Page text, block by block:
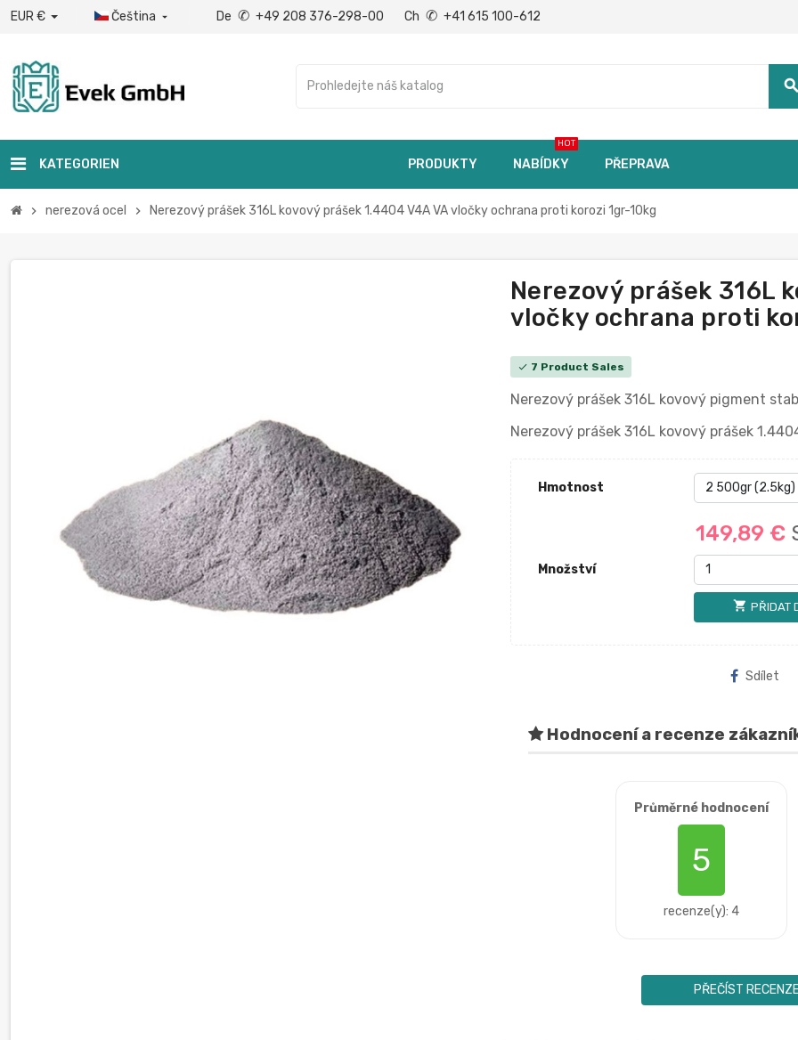
EUR € Čeština  De ✆ +49 208 376-298-00 Ch ✆ +41 615 100-612
KATEGORIEN PRODUKTY NABÍDKY
HOT
PŘEPRAVA
chevron_right nerezová ocel chevron_right Nerezový prášek 316L kovový prášek 1.4404 V4A VA vločky ochrana proti korozi 1gr-10kg
Nerezový prášek 316L
vločky ochrana proti
check 7 Product Sales
Nerezový prášek 316L kovový pigment
Nerezový prášek 316L kovový prášek
Hmotnost
149,89 €
Množství
shopping_cart PŘIDAT
Sdílet
Hodnocení a recenze
Průměrné hodnocení
5
recenze(y): 4
PŘEČÍST